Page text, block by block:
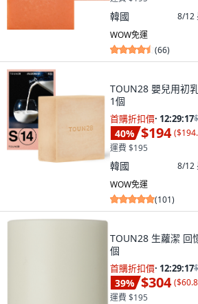
韓國 8/12
WOW免運
(66)
TOUN28 嬰兒用初
1個
首購折扣價· 12:29:15
40% $194 (
運費 $195
韓國 8/12
WOW免運
(101)
TOUN28 生蘿潔 回
個
首購折扣價· 12:29:15
39% $304 (
運費 $195